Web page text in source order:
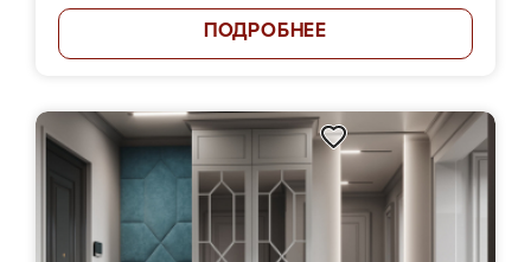
ПОДРОБНЕЕ